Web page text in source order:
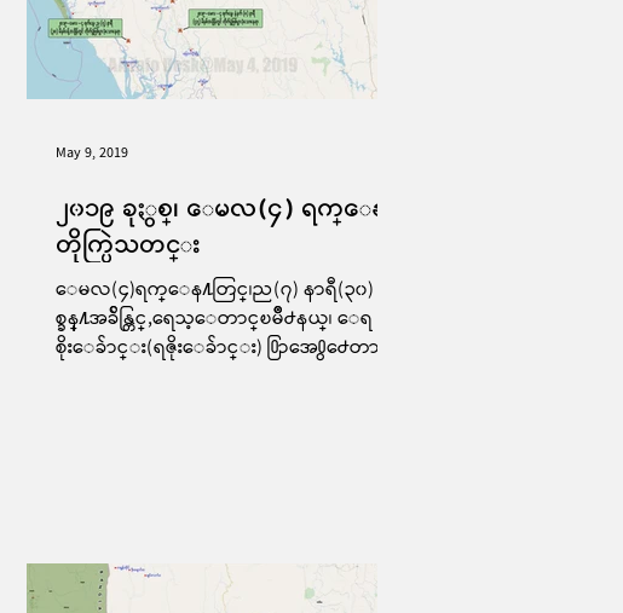
၂၀၁၉ ခုႏွစ္၊ ေမလ(၄) ရက္ေန႔
တိုက္ပြဲသတင္း
ေမလ(၄)ရက္ေန႔တြင္၊ည(၇) နာရီ(၃၀) မိန
စ္ခန္႔အခ်ိန္တြင္,ရေသ့ေတာင္ၿမိဳ႕နယ္၊ ေရ
စိုးေခ်ာင္း(ရဇိုးေခ်ာင္း) ႐ြာအေ႐ွ႕ေတာင္ဖ
May 9, 2019